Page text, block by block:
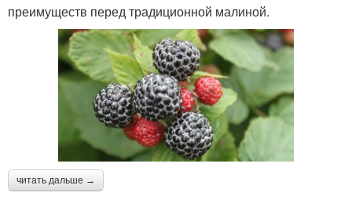
преимуществ перед традиционной малиной.
читать дальше →